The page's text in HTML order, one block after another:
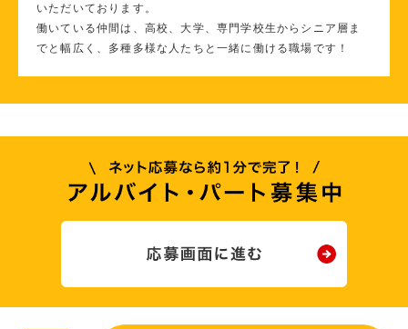
いただいております。
働いている仲間は、高校、大学、専門学校生からシニア層ま
でと幅広く、多種多様な人たちと一緒に働ける職場です！